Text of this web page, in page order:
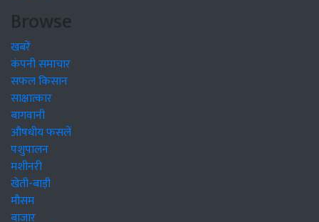
Browse
खबरें
कंपनी समाचार
सफल किसान
साक्षात्कार
बागवानी
औषधीय फसलें
पशुपालन
मशीनरी
खेती-बाड़ी
मौसम
बाजार